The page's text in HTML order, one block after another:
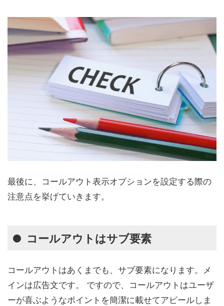
最後に、コールアウト表示オプションを設定する際の
注意点を挙げていきます。
コールアウトはサブ要素
コールアウトはあくまでも、サブ要素になります。メ
インは広告文です。 ですので、コールアウトはユーザ
ーが喜ぶようなポイントを簡潔に載せてアピールしま